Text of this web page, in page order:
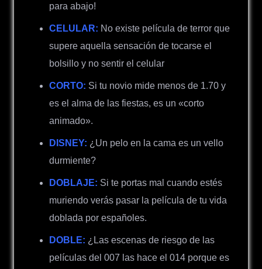
para abajo!
CELULAR: No existe película de terror que
supere aquella sensación de tocarse el
bolsillo y no sentir el celular
CORTO: Si tu novio mide menos de 1.70 y
es el alma de las fiestas, es un «corto
animado».
DISNEY: ¿Un pelo en la cama es un vello
durmiente?
DOBLAJE: Si te portas mal cuando estés
muriendo verás pasar la película de tu vida
doblada por españoles.
DOBLE: ¿Las escenas de riesgo de las
películas del 007 las hace el 014 porque es